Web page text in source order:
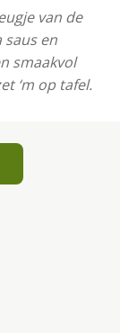
van de
saus en
smaakvol
‘m op tafel.